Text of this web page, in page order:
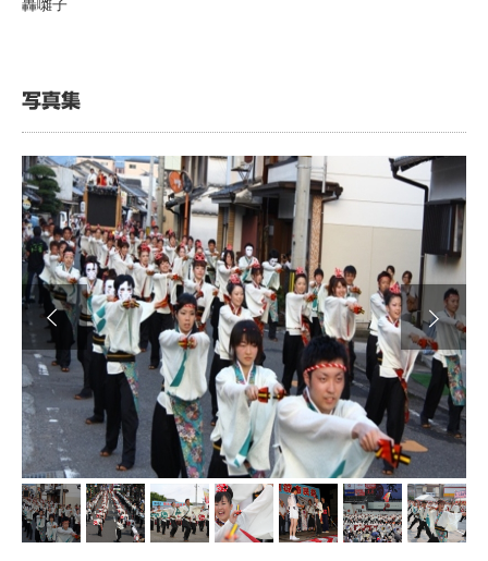
轟囃子
写真集
Next